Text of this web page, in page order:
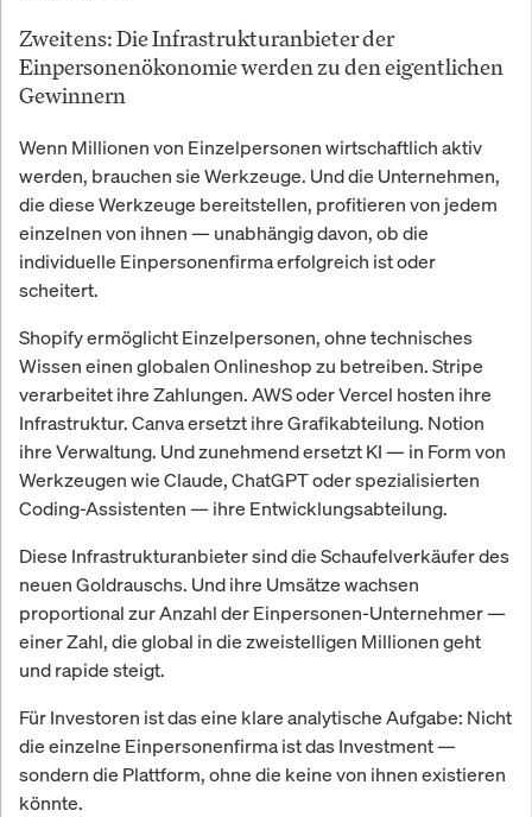
Zweitens: Die Infrastrukturanbieter der
Einpersonenökonomie werden zu den eigentlichen
Gewinnern
Wenn Millionen von Einzelpersonen wirtschaftlich aktiv
werden, brauchen sie Werkzeuge. Und die Unternehmen,
die diese Werkzeuge bereitstellen, profitieren von jedem
einzelnen von ihnen — unabhängig davon, ob die
individuelle Einpersonenfirma erfolgreich ist oder
scheitert.
Shopify ermöglicht Einzelpersonen, ohne technisches
Wissen einen globalen Onlineshop zu betreiben. Stripe
verarbeitet ihre Zahlungen. AWS oder Vercel hosten ihre
Infrastruktur. Canva ersetzt ihre Grafikabteilung. Notion
ihre Verwaltung. Und zunehmend ersetzt KI — in Form von
Werkzeugen wie Claude, ChatGPT oder spezialisierten
Coding-Assistenten — ihre Entwicklungsabteilung.
Diese Infrastrukturanbieter sind die Schaufelverkäufer des
neuen Goldrauschs. Und ihre Umsätze wachsen
proportional zur Anzahl der Einpersonen-Unternehmer —
einer Zahl, die global in die zweistelligen Millionen geht
und rapide steigt.
Für Investoren ist das eine klare analytische Aufgabe: Nicht
die einzelne Einpersonenfirma ist das Investment —
sondern die Plattform, ohne die keine von ihnen existieren
könnte.